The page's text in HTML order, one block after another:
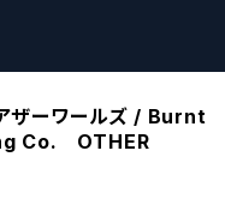
アザーワールズ / Burnt
Co. OTHER